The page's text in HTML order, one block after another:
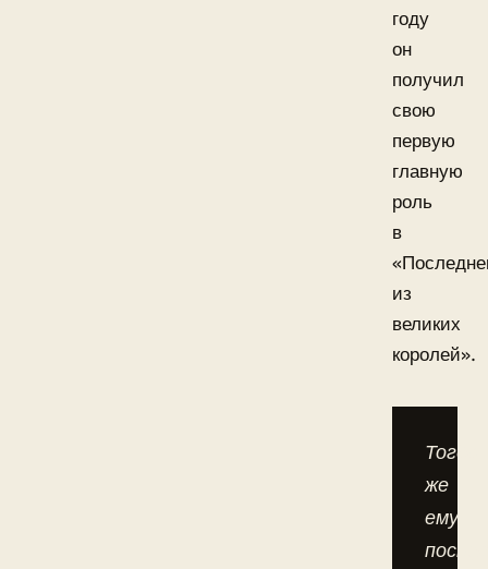
году
он
получил
свою
первую
главную
роль
в
из
великих
королей».
Тогда
же
ему